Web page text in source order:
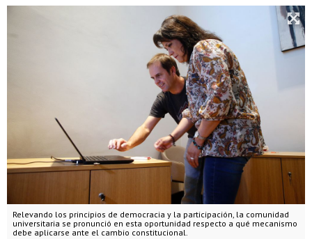
Relevando los principios de democracia y la participación, la comunidad
universitaria se pronunció en esta oportunidad respecto a qué mecanismo
debe aplicarse ante el cambio constitucional.